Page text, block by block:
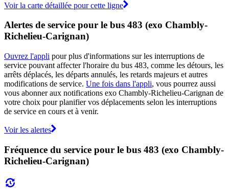
Voir la carte détaillée pour cette ligne
Alertes de service pour le bus 483 (exo Chambly-
Richelieu-Carignan)
Ouvrez l'appli pour plus d'informations sur les interruptions de
service pouvant affecter l'horaire du bus 483, comme les détours, les
arrêts déplacés, les départs annulés, les retards majeurs et autres
modifications de service. Une fois dans l'appli, vous pourrez aussi
vous abonner aux notifications exo Chambly-Richelieu-Carignan de
votre choix pour planifier vos déplacements selon les interruptions
de service en cours et à venir.
Voir les alertes
Fréquence du service pour le bus 483 (exo Chambly-
Richelieu-Carignan)